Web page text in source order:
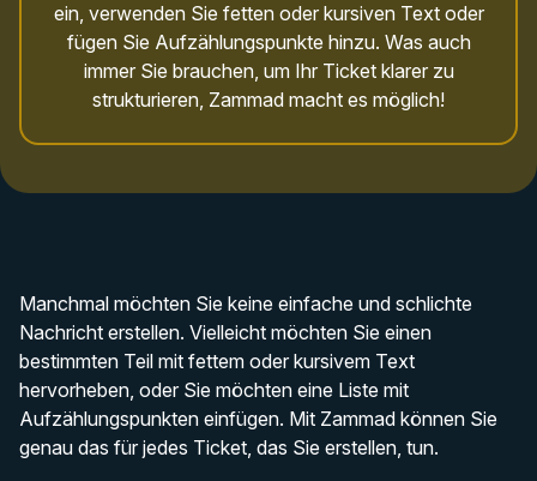
ein, verwenden Sie fetten oder kursiven Text oder
fügen Sie Aufzählungspunkte hinzu. Was auch
immer Sie brauchen, um Ihr Ticket klarer zu
strukturieren, Zammad macht es möglich!
Manchmal möchten Sie keine einfache und schlichte
Nachricht erstellen. Vielleicht möchten Sie einen
bestimmten Teil mit fettem oder kursivem Text
hervorheben, oder Sie möchten eine Liste mit
Aufzählungspunkten einfügen. Mit Zammad können Sie
genau das für jedes Ticket, das Sie erstellen, tun.